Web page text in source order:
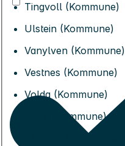
Tingvoll (Kommune)
Ulstein (Kommune)
Vanylven (Kommune)
Vestnes (Kommune)
Volda (Kommune)
Ørsta (Kommune)